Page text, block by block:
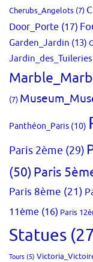
Cherubs_Angelots (7)
Door_Porte (17)
Garden_Jardin (13)
Jardin_des_Tuileries
(7)
Panthéon_Paris (10)
Paris 2ème (29)
(50)Paris
Paris 8ème (21)
11ème (16) Paris
Statues
Tours (5)